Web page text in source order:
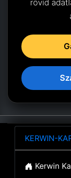
rövid
KERWIN-
Kerwin